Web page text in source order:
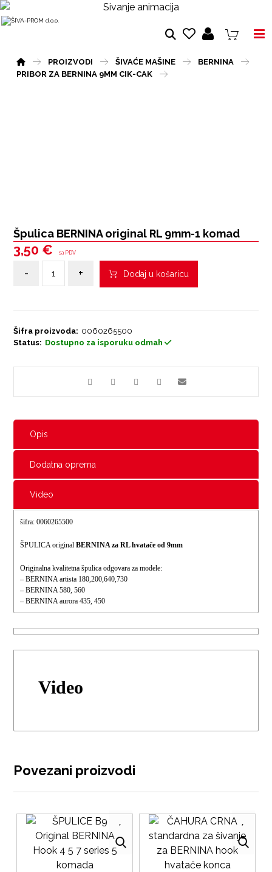
PROIZVODI ŠIVAĆE MAŠINE
BERNINA
PRIBOR ZA BERNINA 9MM CIK-CAK
Špulica BERNINA original RL 9mm-1 komad
3,50 € sa PDV
- + Dodaj u košaricu
Šifra proizvoda: 0060265500
Status: Dostupno za isporuku odmah
Opis
Dodatna oprema
Video
šifra: 0060265500
ŠPULICA originalBERNINA za RL hvatače od 9mm
Originalna kvalitetna špulica odgovara za modele:
– BERNINA artista 180,200,640,730
– BERNINA 580, 560
– BERNINA aurora 435, 450
Video
Povezani proizvodi